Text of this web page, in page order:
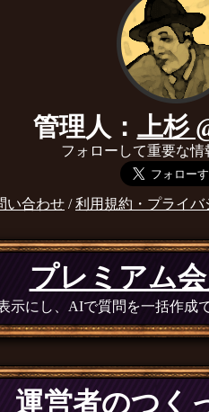
管理人： 上杉
フォローして重要な情
い合わせ /利用規約・プライバ
プレミアム
示にし、AIで質問を一括作成
運営者のつく